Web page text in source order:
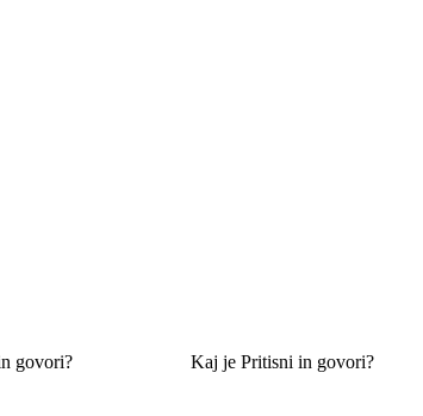
govori? Kaj je Pritisni in govori?